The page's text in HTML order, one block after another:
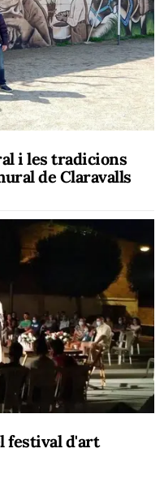
i les tradicions
de Claravalls
festival d'art